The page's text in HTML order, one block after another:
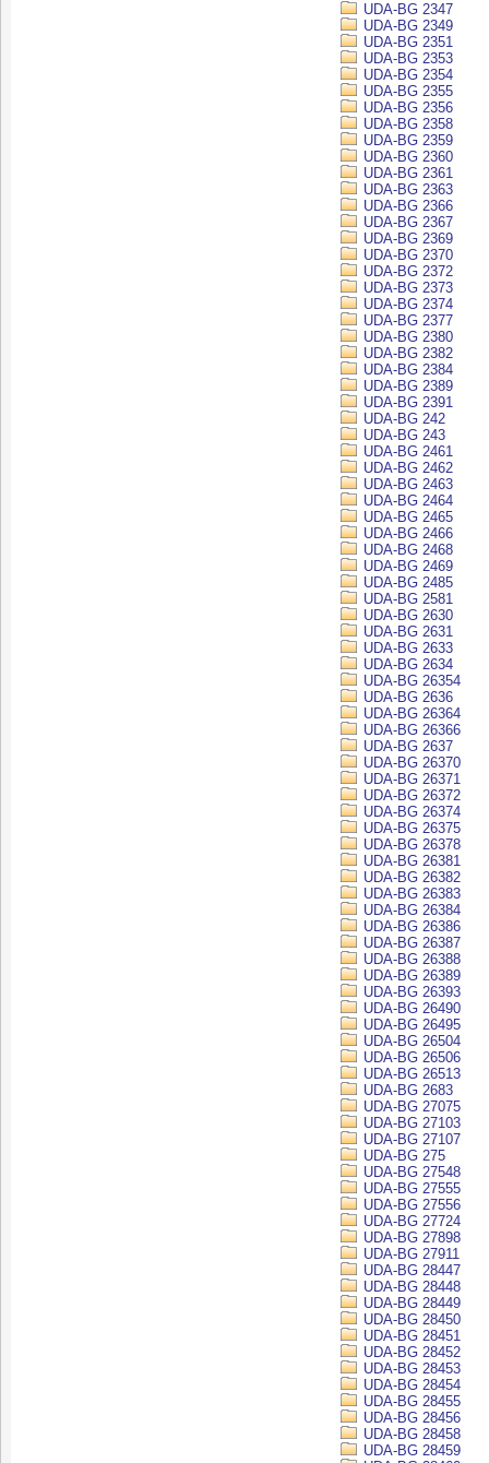
UDA-BG 2347
UDA-BG 2349
UDA-BG 2351
UDA-BG 2353
UDA-BG 2354
UDA-BG 2355
UDA-BG 2356
UDA-BG 2358
UDA-BG 2359
UDA-BG 2360
UDA-BG 2361
UDA-BG 2363
UDA-BG 2366
UDA-BG 2367
UDA-BG 2369
UDA-BG 2370
UDA-BG 2372
UDA-BG 2373
UDA-BG 2374
UDA-BG 2377
UDA-BG 2380
UDA-BG 2382
UDA-BG 2384
UDA-BG 2389
UDA-BG 2391
UDA-BG 242
UDA-BG 243
UDA-BG 2461
UDA-BG 2462
UDA-BG 2463
UDA-BG 2464
UDA-BG 2465
UDA-BG 2466
UDA-BG 2468
UDA-BG 2469
UDA-BG 2485
UDA-BG 2581
UDA-BG 2630
UDA-BG 2631
UDA-BG 2633
UDA-BG 2634
UDA-BG 26354
UDA-BG 2636
UDA-BG 26364
UDA-BG 26366
UDA-BG 2637
UDA-BG 26370
UDA-BG 26371
UDA-BG 26372
UDA-BG 26374
UDA-BG 26375
UDA-BG 26378
UDA-BG 26381
UDA-BG 26382
UDA-BG 26383
UDA-BG 26384
UDA-BG 26386
UDA-BG 26387
UDA-BG 26388
UDA-BG 26389
UDA-BG 26393
UDA-BG 26490
UDA-BG 26495
UDA-BG 26504
UDA-BG 26506
UDA-BG 26513
UDA-BG 2683
UDA-BG 27075
UDA-BG 27103
UDA-BG 27107
UDA-BG 275
UDA-BG 27548
UDA-BG 27555
UDA-BG 27556
UDA-BG 27724
UDA-BG 27898
UDA-BG 27911
UDA-BG 28447
UDA-BG 28448
UDA-BG 28449
UDA-BG 28450
UDA-BG 28451
UDA-BG 28452
UDA-BG 28453
UDA-BG 28454
UDA-BG 28455
UDA-BG 28456
UDA-BG 28458
UDA-BG 28459